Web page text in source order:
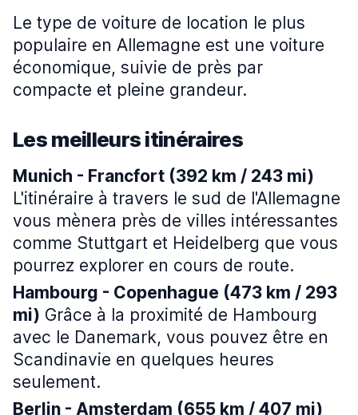
Le type de voiture de location le plus
populaire en Allemagne est une voiture
économique, suivie de près par
compacte et pleine grandeur.
Les meilleurs itinéraires
Munich - Francfort (392 km / 243 mi)
L'itinéraire à travers le sud de l'Allemagne
vous mènera près de villes intéressantes
comme Stuttgart et Heidelberg que vous
pourrez explorer en cours de route.
Hambourg - Copenhague (473 km / 293
mi) Grâce à la proximité de Hambourg
avec le Danemark, vous pouvez être en
Scandinavie en quelques heures
seulement.
Berlin - Amsterdam (655 km / 407 mi)